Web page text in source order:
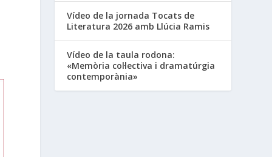
Vídeo de la jornada Tocats de
Literatura 2026 amb Llúcia Ramis
Vídeo de la taula rodona:
«Memòria col·lectiva i dramatúrgia
contemporània»